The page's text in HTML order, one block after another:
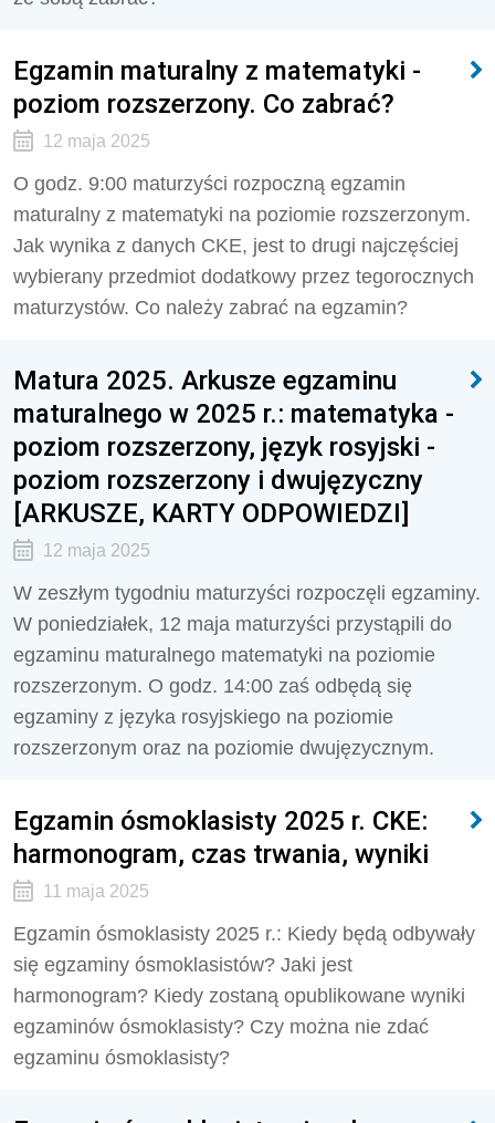
Egzamin maturalny z matematyki -
poziom rozszerzony. Co zabrać?
12 maja 2025
O godz. 9:00 maturzyści rozpoczną egzamin
maturalny z matematyki na poziomie rozszerzonym.
Jak wynika z danych CKE, jest to drugi najczęściej
wybierany przedmiot dodatkowy przez tegorocznych
maturzystów. Co należy zabrać na egzamin?
Matura 2025. Arkusze egzaminu
maturalnego w 2025 r.: matematyka -
poziom rozszerzony, język rosyjski -
poziom rozszerzony i dwujęzyczny
[ARKUSZE, KARTY ODPOWIEDZI]
12 maja 2025
W zeszłym tygodniu maturzyści rozpoczęli egzaminy.
W poniedziałek, 12 maja maturzyści przystąpili do
egzaminu maturalnego matematyki na poziomie
rozszerzonym. O godz. 14:00 zaś odbędą się
egzaminy z języka rosyjskiego na poziomie
rozszerzonym oraz na poziomie dwujęzycznym.
Egzamin ósmoklasisty 2025 r. CKE:
harmonogram, czas trwania, wyniki
11 maja 2025
Egzamin ósmoklasisty 2025 r.: Kiedy będą odbywały
się egzaminy ósmoklasistów? Jaki jest
harmonogram? Kiedy zostaną opublikowane wyniki
egzaminów ósmoklasisty? Czy można nie zdać
egzaminu ósmoklasisty?